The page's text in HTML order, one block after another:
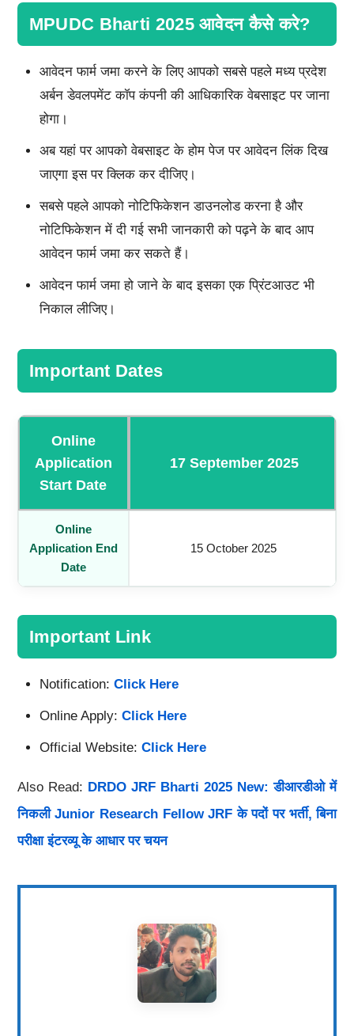
MPUDC Bharti 2025 आवेदन कैसे करे?
आवेदन फार्म जमा करने के लिए आपको सबसे पहले मध्य प्रदेश
अर्बन डेवलपमेंट कॉप कंपनी की आधिकारिक वेबसाइट पर जाना
होगा।
अब यहां पर आपको वेबसाइट के होम पेज पर आवेदन लिंक दिख
जाएगा इस पर क्लिक कर दीजिए।
सबसे पहले आपको नोटिफिकेशन डाउनलोड करना है और
नोटिफिकेशन में दी गई सभी जानकारी को पढ़ने के बाद आप
आवेदन फार्म जमा कर सकते हैं।
आवेदन फार्म जमा हो जाने के बाद इसका एक प्रिंटआउट भी
निकाल लीजिए।
Important Dates
Online
Application
Start Date
17 September 2025
Online
Application End
Date
15 October 2025
Important Link
Notification: Click Here
Online Apply: Click Here
Official Website: Click Here
Also Read: DRDO JRF Bharti 2025 New: डीआरडीओ में
निकली Junior Research Fellow JRF के पदों पर भर्ती, बिना
परीक्षा इंटरव्यू के आधार पर चयन